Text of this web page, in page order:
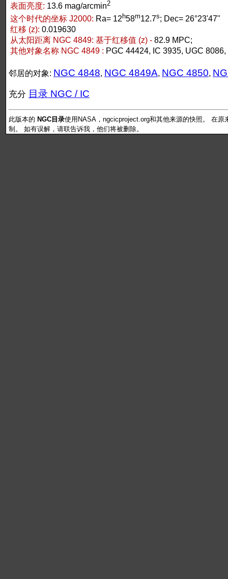
表面亮度: 13.6 mag/arcmin2
这个时代的坐标 J2000: Ra= 12 h58m12.7s; Dec= 26°23'47"
红移 (z): 0.019630
从太阳距离 NGC 4849: 基于红移值 (z) - 82.9 MPC;
其他对象名称 NGC 4849 : PGC 44424, IC 3935, UGC
邻居的对象: NGC 4848, NGC 4849A, NGC 4850,
充分 目录 NGC / IC
此版本的 NGC目录使用NASA，ngcicproject.org和其他来源的快照。 在原
制。 如有误解，请联告诉我，他们将被删除。